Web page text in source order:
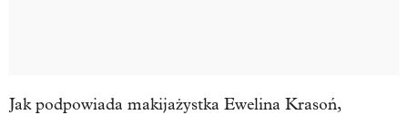
Jak podpowiada makijażystka Ewelina Krasoń,